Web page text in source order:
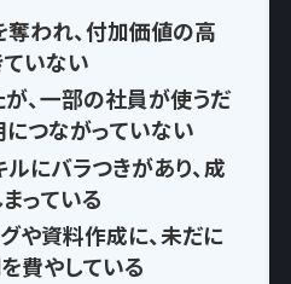
奪われ、付加価値の高
いない
、一部の社員が使うだ
つながっていない
にバラつきがあり、成
っている
や資料作成に、未だに
費やしている